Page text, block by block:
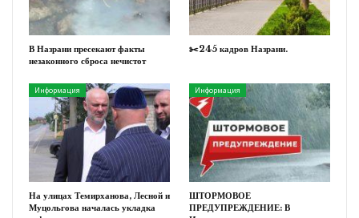
В Назрани пресекают факты
незаконного сброса нечистот
✂️245 кадров Назрани.
Информация
На улицах Темирханова, Лесной и
Муцольгова началась укладка
Информация
ШТОРМОВОЕ
ПРЕДУПРЕЖДЕНИЕ: В